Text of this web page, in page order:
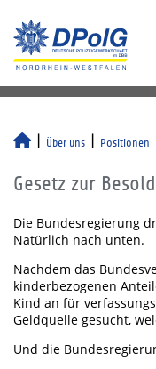
Über uns Positionen
Gesetz zur
Die Bundesregierung
Natürlich nach unten.
Nachdem das
kinderbezogenen
Kind an für
Geldquelle gesucht,
Und die